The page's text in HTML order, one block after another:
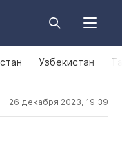
Узбекистан
26 декабря 2023, 19:39